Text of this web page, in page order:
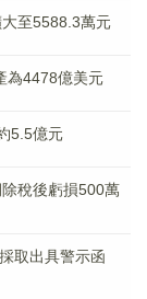
至5588.3萬元
為4478億美元
5.5億元
稅後虧損500萬
取出具警示函